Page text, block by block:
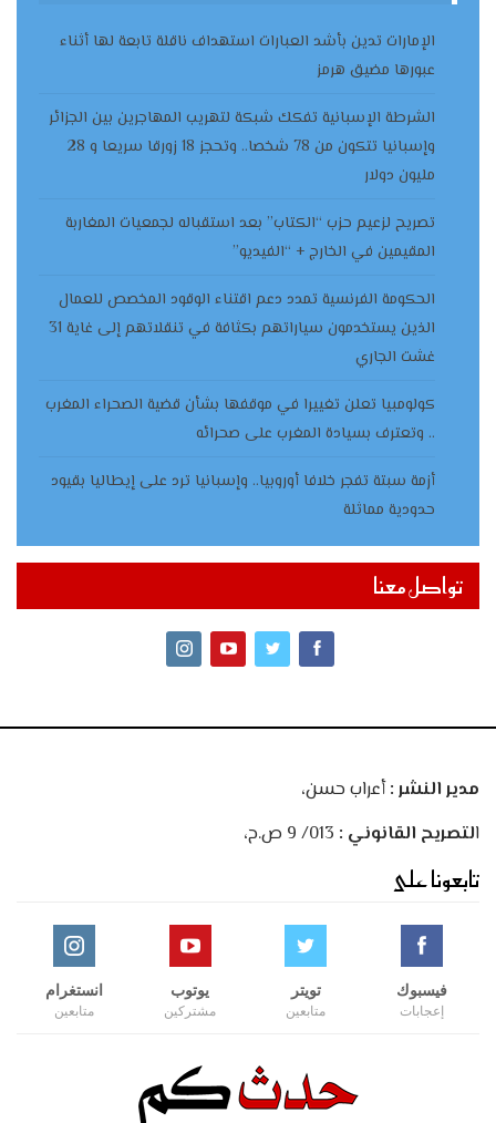
الإمارات تدين بأشد العبارات استهداف ناقلة تابعة لها أثناء
عبورها مضيق هرمز
الشرطة الإسبانية تفكك شبكة لتهريب المهاجرين بين الجزائر
وإسبانيا تتكون من 78 شخصا.. وتحجز 18 زورقا سريعا و 28
مليون دولار
تصريح لزعيم حزب “الكتاب” بعد استقباله لجمعيات المغاربة
المقيمين في الخارج + “الفيديو”
الحكومة الفرنسية تمدد دعم اقتناء الوقود المخصص للعمال
الذين يستخدمون سياراتهم بكثافة في تنقلاتهم إلى غاية 31
غشت الجاري
كولومبيا تعلن تغييرا في موقفها بشأن قضية الصحراء المغرب
.. وتعترف بسيادة المغرب على صحرائه
أزمة سبتة تفجر خلافا أوروبيا.. وإسبانيا ترد على إيطاليا بقيود
حدودية مماثلة
تواصل معنا
مدير النشر :أعراب حسن،
التصريح القانوني :
تابعونا على
فيسبوك
إعجابات
تويتر
متابعين
يوتوب
مشتركين
انستغرام
متابعين